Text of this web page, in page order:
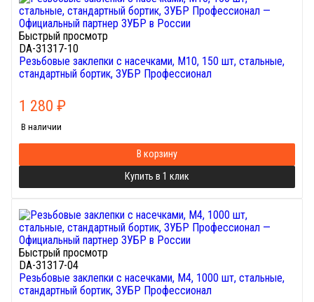
Быстрый просмотр
DA-31317-10
Резьбовые заклепки с насечками, М10, 150 шт, стальные,
стандартный бортик, ЗУБР Профессионал
1 280 ₽
В наличии
В корзину
Купить в 1 клик
Быстрый просмотр
DA-31317-04
Резьбовые заклепки с насечками, М4, 1000 шт, стальные,
стандартный бортик, ЗУБР Профессионал